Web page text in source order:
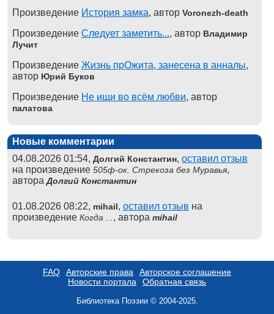
Произведение История замка, автор Voronezh-death
Произведение Следует заметить..., автор Владимир
Лучит
Произведение Жизнь прОжита, занесена в анналы,
автор Юрий Буков
Произведение Не ищи во всём любви, автор
палатова
Новые комментарии
04.08.2026 01:54, Долгий Константин, оставил отзыв
на произведение 505ф-ок. Стрекоза без Муравья,
автораДолгий Константин
01.08.2026 08:22, mihail, оставил отзыв на
произведение Когда ... , автора mihail
FAQ Авторские права
Авторское соглашение
Новости портала
Обратная связь
Библиотека Поэзии © 2004-2025.